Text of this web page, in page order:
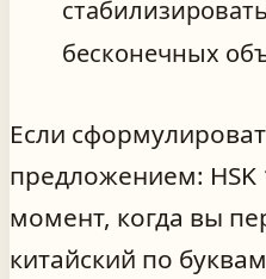
бесконечных
Если
предложением: HSK
момент, когда вы
китайский по